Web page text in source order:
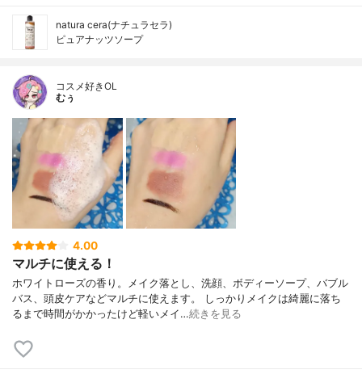
natura cera(ナチュラセラ)
ピュアナッツソープ
コスメ好きOL
むぅ
4.00
マルチに使える！
ホワイトローズの香り。メイク落とし、洗顔、ボディーソープ、バブル
バス、頭皮ケアなどマルチに使えます。 しっかりメイクは綺麗に落ち
るまで時間がかかったけど軽いメイ…続きを見る